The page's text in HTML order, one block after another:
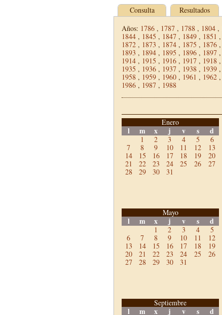
Consulta Resultados
Años: 1786 , 1787 , 1788 , 1804 ,
1844 , 1845 , 1847 , 1849 , 1851 ,
1872 , 1873 , 1874 , 1875 , 1876 ,
1893 , 1894 , 1895 , 1896 , 1897 ,
1914 , 1915 , 1916 , 1917 , 1918 ,
1935 , 1936 , 1937 , 1938 , 1939 ,
1958 , 1959 , 1960 , 1961 , 1962 ,
1986 , 1987 , 1988
Enero
l m x j v s d
1 2 3 4 5
6
7
8 9 10 11 12
13
14
15 16 17 18 19
20
21
22 23 24 25 26
27
28
29 30 31
Mayo
l m x j v s d
1 2 3 4
5
6
7 8 9 10 11
12
13
14 15 16 17 18
19
20
21 22 23 24 25
26
27
28 29 30 31
Septiembre
l m x j v s d